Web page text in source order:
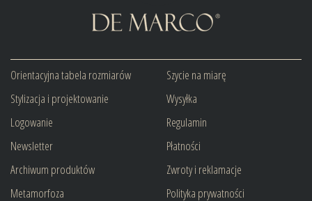
Orientacyjna tabela rozmiarów
Stylizacja i projektowanie
Logowanie
Newsletter
Archiwum produktów
Metamorfoza
Szycie na miarę
Wysyłka
Regulamin
Płatności
Zwroty i reklamacje
Polityka prywatności